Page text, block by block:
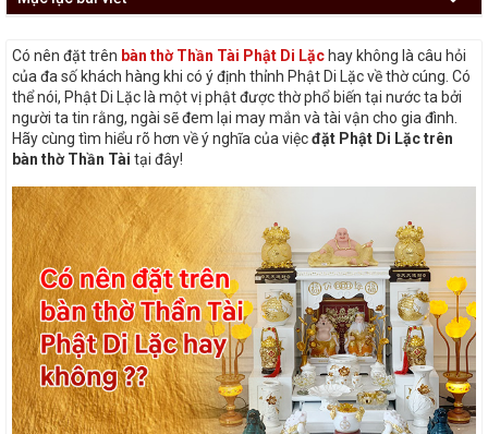
Có nên đặt trên bàn thờ Thần Tài Phật Di Lặc hay không là câu hỏi
của đa số khách hàng khi có ý định thỉnh Phật Di Lặc về thờ cúng. Có
thể nói, Phật Di Lặc là một vị phật được thờ phổ biến tại nước ta bởi
người ta tin rằng, ngài sẽ đem lại may mắn và tài vận cho gia đình.
Hãy cùng tìm hiểu rõ hơn về ý nghĩa của việcđặt Phật Di Lặc trên
bàn thờ Thần Tài tại đây!